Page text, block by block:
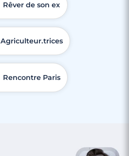
Rêver de son ex
Agriculteur.trices
Rencontre Paris